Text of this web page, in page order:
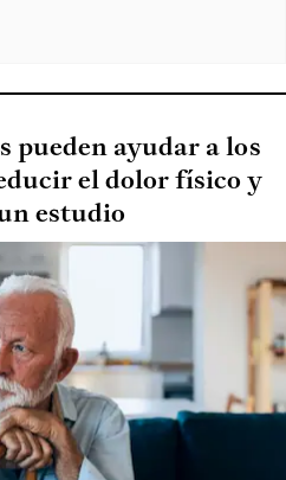
pueden ayudar a los
el dolor físico y
estudio